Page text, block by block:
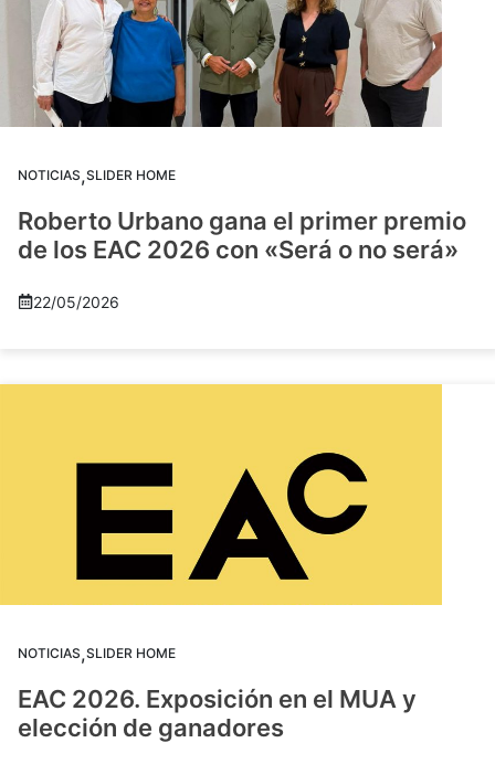
NOTICIAS,SLIDER HOME
Roberto Urbano gana el primer premio
de los EAC 2026 con «Será o no será»
22/05/2026
NOTICIAS,SLIDER HOME
EAC 2026. Exposición en el MUA y
elección de ganadores